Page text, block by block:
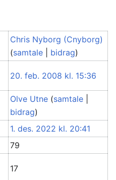
Chris Nyborg (Cnyborg)
(samtale bidrag)
20. feb. 2008 kl. 15:36
Olve Utne (samtale
bidrag)
1. des. 2022 kl. 20:41
79
17